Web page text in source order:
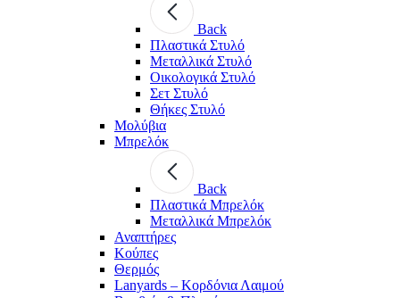
Back
Πλαστικά Στυλό
Μεταλλικά Στυλό
Οικολογικά Στυλό
Σετ Στυλό
Θήκες Στυλό
Μολύβια
Μπρελόκ
Back
Πλαστικά Μπρελόκ
Μεταλλικά Μπρελόκ
Αναπτήρες
Κούπες
Θερμός
Lanyards – Kορδόνια Λαιμού